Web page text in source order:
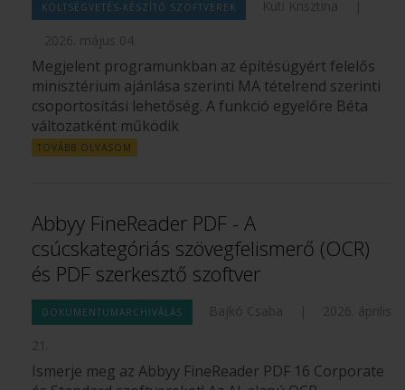
KÖLTSÉGVETÉS-KÉSZÍTŐ SZOFTVEREK Kuti Krisztina
|
2026. május 04.
Megjelent programunkban az építésügyért felelős
minisztérium ajánlása szerinti MA tételrend szerinti
csoportosítási lehetőség. A funkció egyelőre Béta
változatként működik
TOVÁBB OLVASOM
Abbyy FineReader PDF - A
csúcskategóriás szövegfelismerő (OCR)
és PDF szerkesztő szoftver
DOKUMENTUMARCHIVÁLÁS Bajkó Csaba |
2026. április
21.
Ismerje meg az Abbyy FineReader PDF 16 Corporate